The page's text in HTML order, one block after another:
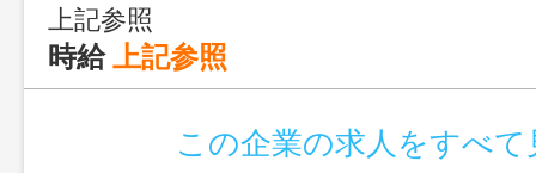
上記参照
時給上記参照
この企業の求人をすべて